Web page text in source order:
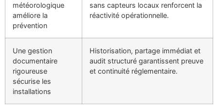
météorologique
améliore la
prévention
sans capteurs locaux renforcent la
réactivité opérationnelle.
Une gestion
documentaire
rigoureuse
sécurise les
installations
Historisation, partage immédiat et
audit structuré garantissent preuve
et continuité réglementaire.